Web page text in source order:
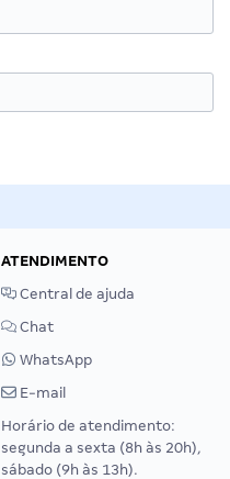
ATENDIMENTO
Central de ajuda
Chat
WhatsApp
E-mail
Horário de atendimento:
segunda a sexta (8h às 20h),
sábado (9h às 13h).